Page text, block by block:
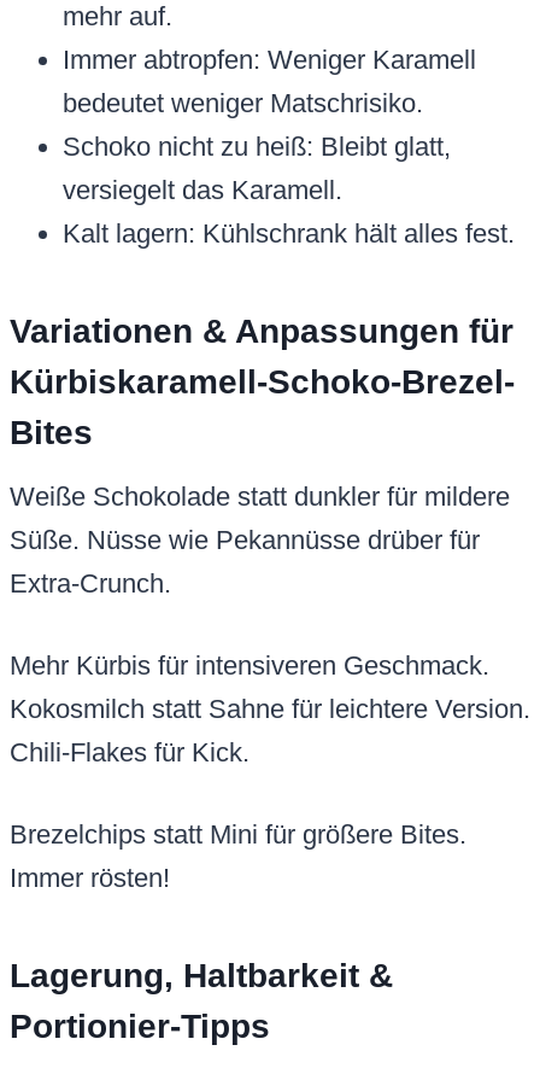
mehr auf.
Immer abtropfen: Weniger Karamell
bedeutet weniger Matschrisiko.
Schoko nicht zu heiß: Bleibt glatt,
versiegelt das Karamell.
Kalt lagern: Kühlschrank hält alles fest.
Variationen & Anpassungen für
Kürbiskaramell-Schoko-Brezel-
Bites
Weiße Schokolade statt dunkler für mildere
Süße. Nüsse wie Pekannüsse drüber für
Extra-Crunch.
Mehr Kürbis für intensiveren Geschmack.
Kokosmilch statt Sahne für leichtere Version.
Chili-Flakes für Kick.
Brezelchips statt Mini für größere Bites.
Immer rösten!
Lagerung, Haltbarkeit &
Portionier-Tipps